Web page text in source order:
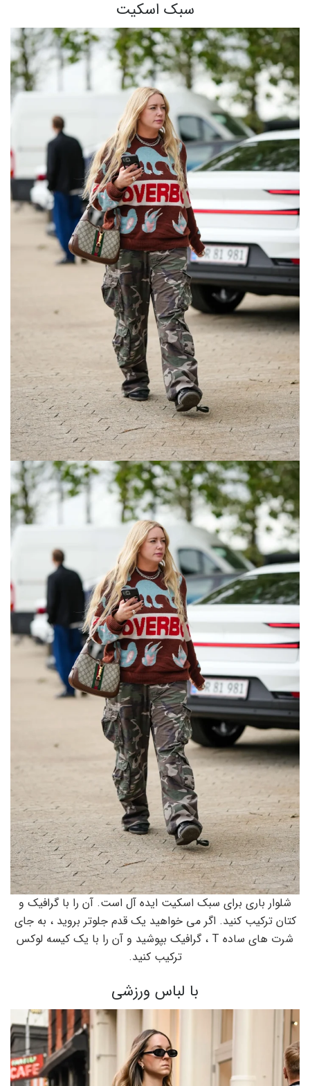
سبک اسکیت
شلوار باری برای سبک اسکیت ایده آل است. آن را با گرافیک و
کتان ترکیب کنید. اگر می خواهید یک قدم جلوتر بروید ، به جای
شرت های ساده T ، گرافیک بپوشید و آن را با یک کیسه لوکس
ترکیب کنید.
با لباس ورزشی